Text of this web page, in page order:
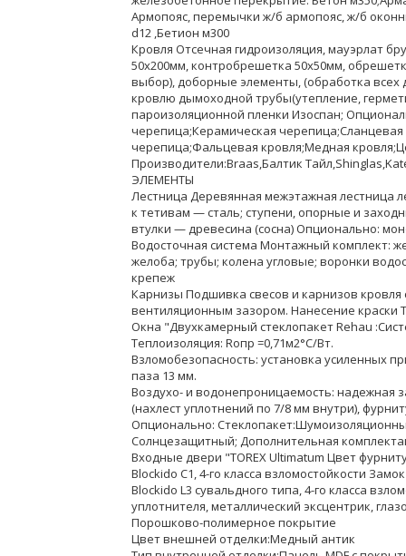
Армопояс, перемычки ж/б армопояс, ж/б
d12 ,Бетион м300
Кровля Отсечная гидроизоляция, мауэрлат
50х200мм, контробрешетка 50х50мм,
выбор), доборные элементы, (обработка
кровлю дымоходной трубы(утепление,
пароизоляционной пленки Изоспан;
черепица;Керамическая
черепица;Фальцевая кровля;Медная
Производители:Braas,Балтик
ЭЛЕМЕНТЫ
Лестница Деревянная межэтажная лестница
к тетивам — сталь; ступени, опорные и
втулки — древесина (сосна) Опционально:
Водосточная система Монтажный комплект:
желоба; трубы; колена угловые; воронки
крепеж
Карнизы Подшивка свесов и карнизов
вентиляционным зазором. Нанесение
Окна "Двухкамерный стеклопакет Rehau
Теплоизоляция: Rопр =0,71м2°С/Вт.
Взломобезопасность: установка усиленных
паза 13 мм.
Воздухо- и водонепроницаемость: надежная
(нахлест уплотнений по 7/8 мм внутри),
Опционально:
Солнцезащитный; Дополнительная
Входные двери "TOREX Ultimatum Цвет
Blockido C1, 4-го класса взломостойкости
Blockido L3 сувальдного типа, 4-го класса
уплотнителя, металлический эксцентрик,
Порошково-полимерное покрытие
Цвет внешней отделки:Медный антик